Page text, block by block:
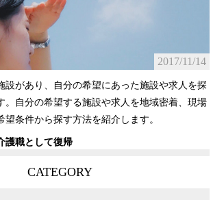
2017/11/14
設があり、自分の希望にあった施設や求人を探
。自分の希望する施設や求人を地域密着、現場
条件から探す方法を紹介します。
護職として復帰
CATEGORY